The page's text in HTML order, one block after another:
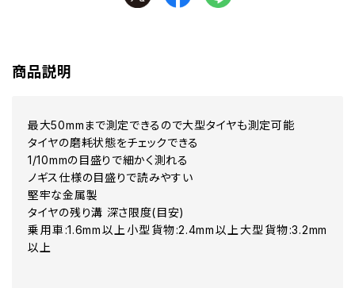
商品説明
最大50mmまで測定できるので大型タイヤも測定可能
タイヤの磨耗状態をチェックできる
1/10mmの目盛りで細かく測れる
ノギス仕様の目盛りで読みやすい
堅牢な金属製
タイヤの残り溝 深さ限度(目安)
乗用車:1.6mm以上小型貨物:2.4mm以上大型貨物:3.2mm
以上